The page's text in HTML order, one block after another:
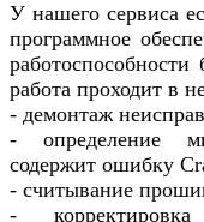
У нашего сервиса
программное
работа проходит в
- демонтаж
- определение
содержит ошибку
- считывание
-